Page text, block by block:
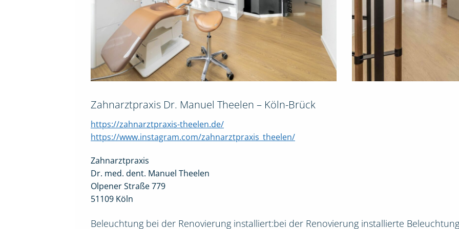
Zahnarztpraxis Dr. Manuel Theelen – Köln-Brück
https://zahnarztpraxis-theelen.de/
https://www.instagram.com/zahnarztpraxis_theelen/
Zahnarztpraxis
Dr. med. dent. Manuel Theelen
Olpener Straße 779
51109 Köln
Beleuchtung bei der Renovierung installiert:bei der Renovierung installierte